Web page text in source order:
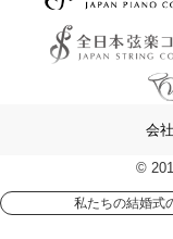
会
©
私たちの結婚式